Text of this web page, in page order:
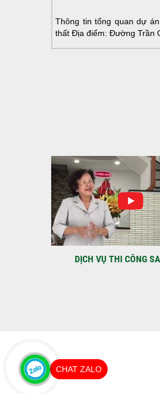
Thông tin tổng quan dự
thất Địa điểm: Đường Trần
DỰ ÁN BAO GỒM TRỆT, 3
CHAT ZALO